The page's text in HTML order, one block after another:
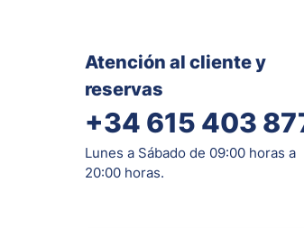
Atención al cliente y
reservas
+34 615 403
Lunes a Sábado de 09:00 horas a
20:00 horas.